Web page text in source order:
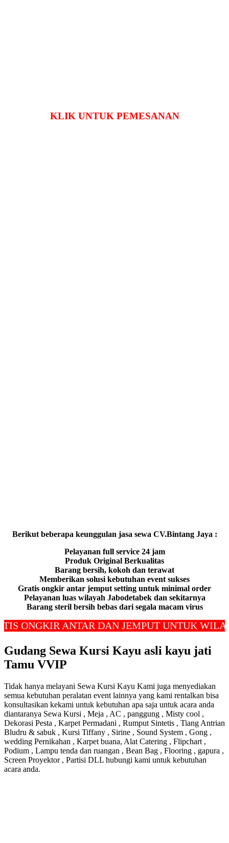
KLIK UNTUK PEMESANAN
Berikut beberapa keunggulan jasa sewa CV.Bintang Jaya :
Pelayanan full service 24 jam
Produk Original Berkualitas
Barang bersih, kokoh dan terawat
Memberikan solusi kebutuhan event sukses
Gratis ongkir antar jemput setting untuk minimal order
Pelayanan luas wilayah Jabodetabek dan sekitarnya
Barang steril bersih bebas dari segala macam virus
ANTAR DAN JEMPUT UNTUK
Gudang Sewa Kursi Kayu asli kayu jati
Tamu VVIP
Tidak hanya melayani Sewa Kursi Kayu Kami juga menyediakan
semua kebutuhan peralatan event lainnya yang kami rentalkan bisa
konsultasikan kekami untuk kebutuhan apa saja untuk acara anda
diantaranya Sewa Kursi , Meja , AC , panggung , Misty cool ,
Dekorasi Pesta , Karpet Permadani , Rumput Sintetis , Tiang Antrian
Bludru & sabuk , Kursi Tiffany , Sirine , Sound System , Gong ,
wedding Pernikahan , Karpet buana, Alat Catering , Flipchart ,
Podium , Lampu tenda dan ruangan , Bean Bag , Flooring , gapura ,
Screen Proyektor , Partisi DLL hubungi kami untuk kebutuhan
acara anda.